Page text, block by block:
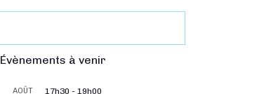
Évènements à venir
AOÛT 17h30 -19h00